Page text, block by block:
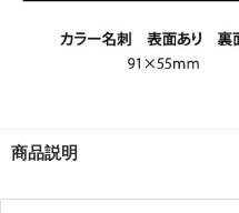
商品説明